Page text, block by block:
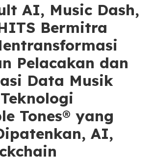
AI, Music Dash,
Bermitra
Pelacakan dan
Data Musik
Tones® yang
AI,